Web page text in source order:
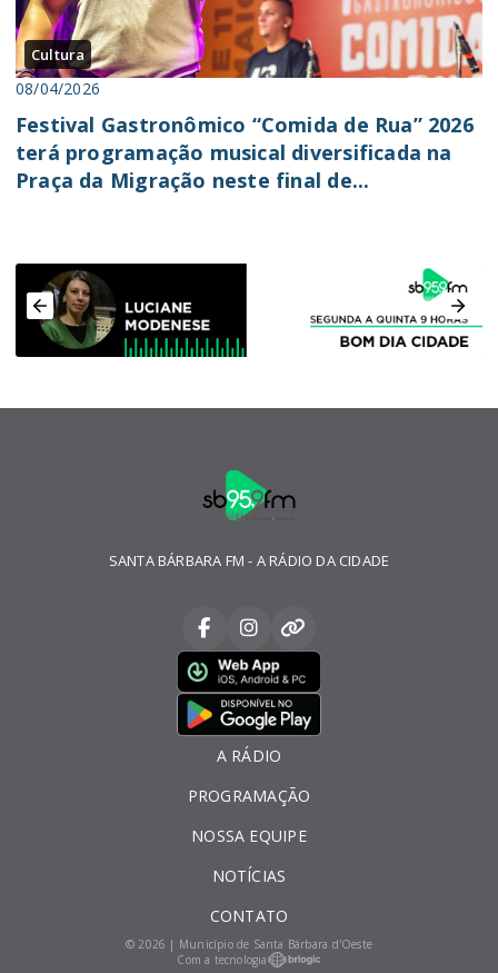
Cultura
08/04/2026
Festival Gastronômico “Comida de Rua” 2026
terá programação musical diversificada na
Praça da Migração neste final de...
SANTA BÁRBARA FM - A RÁDIO DA CIDADE
A RÁDIO
PROGRAMAÇÃO
NOSSA EQUIPE
NOTÍCIAS
CONTATO
© 2026 | Município de Santa Bárbara d'Oeste
Com a tecnologia